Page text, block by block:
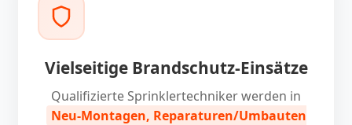
Vielseitige Brandschutz-Einsätze
Qualifizierte Sprinklertechniker werden in
Neu-Montagen, Reparaturen/Umbauten